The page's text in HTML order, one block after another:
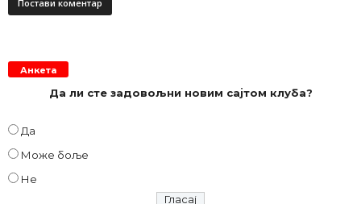
Анкета
Да ли сте задовољни новим сајтом клуба?
Да
Може боље
Не